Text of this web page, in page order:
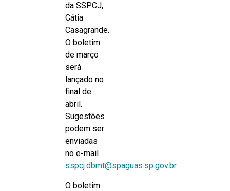
da SSPCJ,
Cátia
Casagrande.
O boletim
de março
será
lançado no
final de
abril.
Sugestões
podem ser
enviadas
no e-mail
sspcj.dbmt@spaguas.sp.gov.br.
O boletim